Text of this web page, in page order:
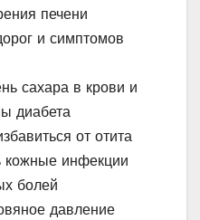
печени
и симптомов
сахара в крови и
диабета
от отита
кожные инфекции
болей
давление